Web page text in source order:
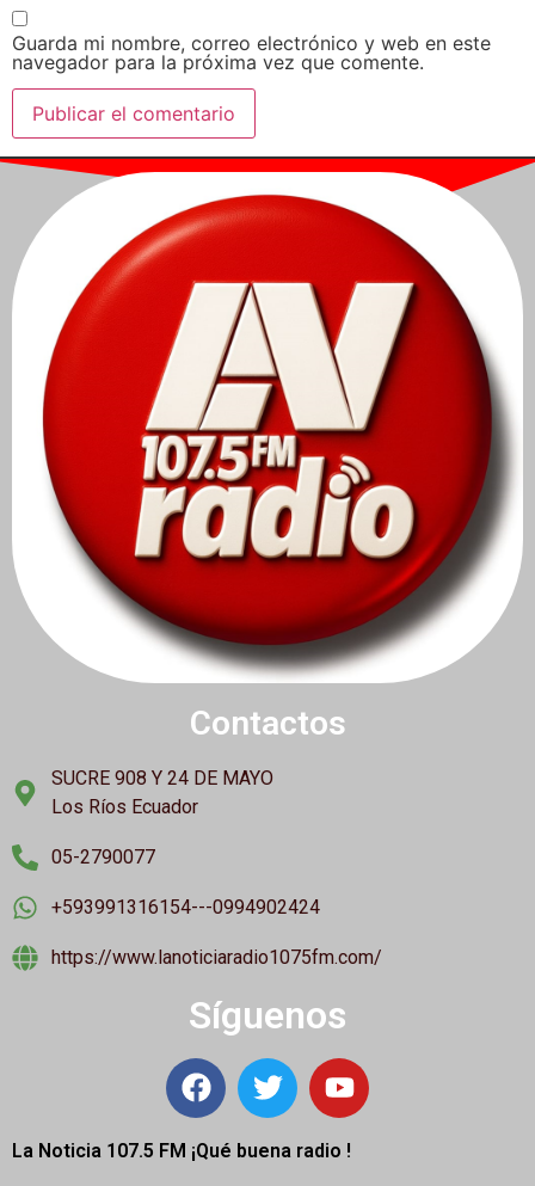
Guarda mi nombre, correo electrónico y web en este
navegador para la próxima vez que comente.
Contactos
SUCRE 908 Y 24 DE MAYO
Los Ríos Ecuador
05-2790077
+593991316154---0994902424
https://www.lanoticiaradio1075fm.com/
Síguenos
La Noticia 107.5 FM ¡Qué buena radio !